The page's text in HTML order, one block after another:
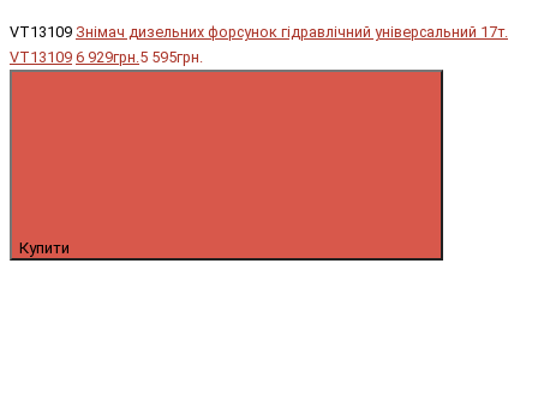
VT13109 Знімач дизельних форсунок гідравлічний універсальний 17т.
VT13109 6 929грн. 5 595грн.
Купити